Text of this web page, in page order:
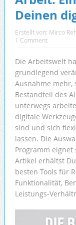
Deinen
Erstellt von: Mirco
1 Comment
Die Arbeitswelt
grundlegend
Ausnahme
Bestandteil des
unterwegs
digitale
sind und sich
lassen. Die
Programm
Artikel erhältst
besten Tools für
Funktionalität,
Leistungs-